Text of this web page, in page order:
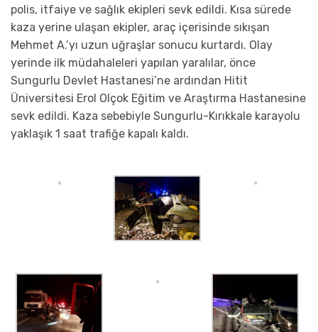
polis, itfaiye ve sağlık ekipleri sevk edildi. Kısa sürede
kaza yerine ulaşan ekipler, araç içerisinde sıkışan
Mehmet A.’yı uzun uğraşlar sonucu kurtardı. Olay
yerinde ilk müdahaleleri yapılan yaralılar, önce
Sungurlu Devlet Hastanesi’ne ardından Hitit
Üniversitesi Erol Olçok Eğitim ve Araştırma Hastanesine
sevk edildi. Kaza sebebiyle Sungurlu-Kırıkkale karayolu
yaklaşık 1 saat trafiğe kapalı kaldı.